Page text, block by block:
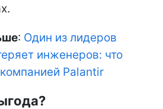
: Один из лидеров
инженеров: что
Palantir